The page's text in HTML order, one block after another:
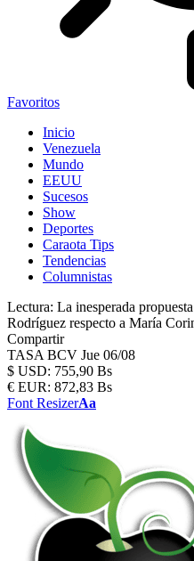
Favoritos
Inicio
Venezuela
Mundo
EEUU
Sucesos
Show
Deportes
Caraota Tips
Tendencias
Columnistas
Lectura: La inesperada
Rodríguez respecto a María
Compartir
TASA BCV Jue 06/08
$ USD: 755,90 Bs
€ EUR: 872,83 Bs
Font ResizerAa